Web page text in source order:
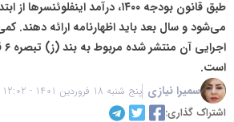
طبق قانون بودجه ۱۴۰۰، درآمد
می‌شود و سال بعد باید اظهارنامه ارائه دهند.
است.
سمیرا نیازی پنج شنبه 18 فروردین 1401 - 12:02
اشتراک گذاری: